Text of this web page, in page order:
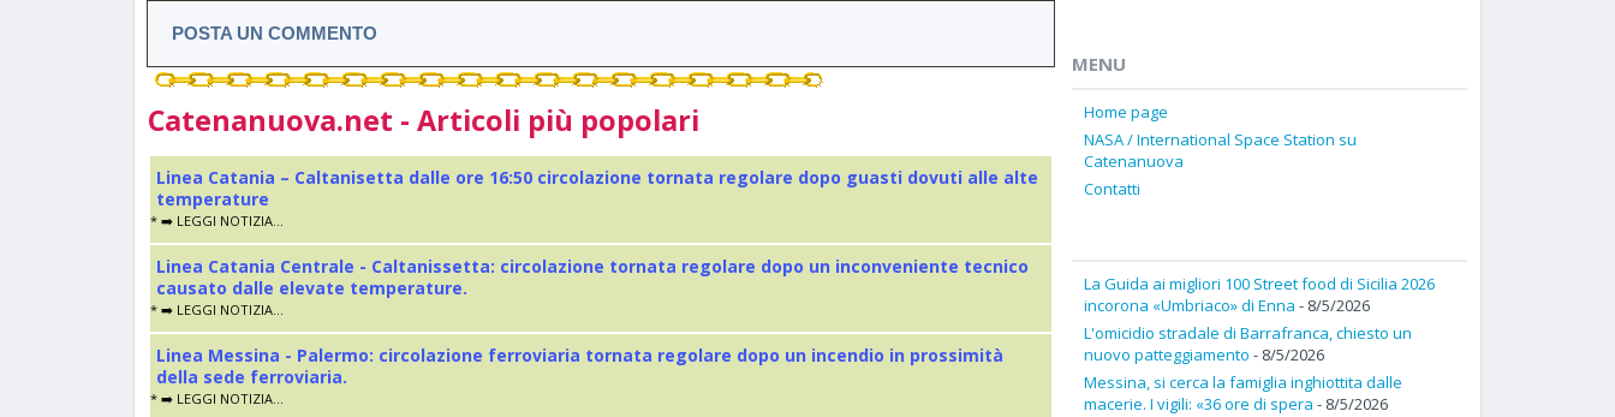
POSTA UN COMMENTO
Catenanuova.net - Articoli più popolari
Linea Catania – Caltanisetta dalle ore 16:50 circolazione tornata regolare dopo guasti dovuti alle alte
temperature
* ➡️ LEGGI NOTIZIA...
Linea Catania Centrale - Caltanissetta: circolazione tornata regolare dopo un inconveniente tecnico
causato dalle elevate temperature.
* ➡️ LEGGI NOTIZIA...
Linea Messina - Palermo: circolazione ferroviaria tornata regolare dopo un incendio in prossimità
della sede ferroviaria.
* ➡️ LEGGI NOTIZIA...
MENU
Home page
NASA / International Space Station su
Catenanuova
Contatti
La Guida ai migliori 100 Street food di Sicilia 2026
incorona «Umbriaco» di Enna - 8/5/2026
L'omicidio stradale di Barrafranca, chiesto un
nuovo patteggiamento - 8/5/2026
Messina, si cerca la famiglia inghiottita dalle
macerie. I vigili: «36 ore di spera - 8/5/2026